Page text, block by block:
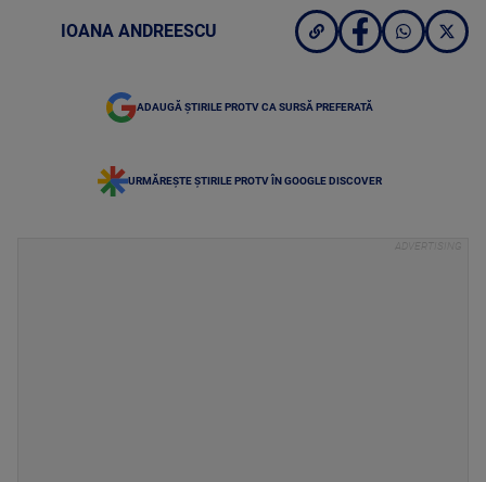
IOANA ANDREESCU
ADAUGĂ ȘTIRILE PROTV CA SURSĂ PREFERATĂ
URMĂREȘTE ȘTIRILE PROTV ÎN GOOGLE DISCOVER